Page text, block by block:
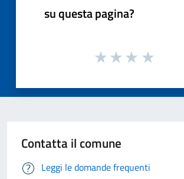
su questa pagina?
Contatta il comune
Leggi le domande frequenti